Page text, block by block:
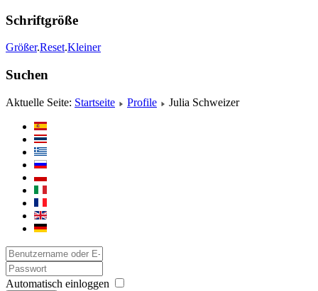
Schriftgröße
Größer.Reset.Kleiner
Suchen
Aktuelle Seite: Startseite Profile Julia Schweizer
Automatisch einloggen